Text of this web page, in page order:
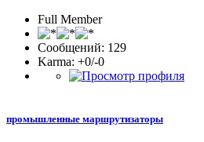
Full Member
Сообщений: 129
Karma: +0/-0
промышленные маршрутизаторы